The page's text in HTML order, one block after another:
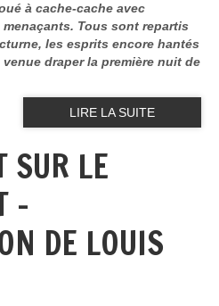
à cache-cache avec
Tous sont repartis
les esprits encore hantés
draper la première nuit de
LIRE LA SUITE
SUR LE
-
DE LOUIS